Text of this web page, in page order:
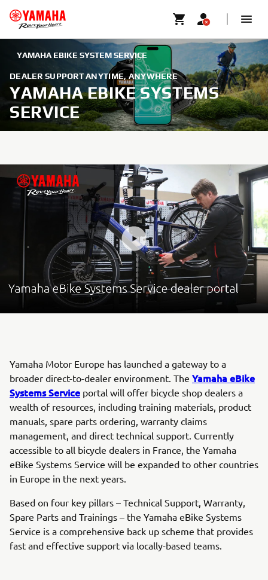
YAMAHA EBIKE SYSTEM SERVICE
DEALER SUPPORT ANYTIME, ANYWHERE
YAMAHA EBIKE SYSTEMS
SERVICE
Yamaha Motor Europe has launched a gateway to a
broader direct-to-dealer environment. The Yamaha eBike
Systems Service portal will offer bicycle shop dealers a
wealth of resources, including training materials, product
manuals, spare parts ordering, warranty claims
management, and direct technical support. Currently
accessible to all bicycle dealers in France, the Yamaha
eBike Systems Service will be expanded to other countries
in Europe in the next years.
Based on four key pillars – Technical Support, Warranty,
Spare Parts and Trainings – the Yamaha eBike Systems
Service is a comprehensive back up scheme that provides
fast and effective support via locally-based teams.